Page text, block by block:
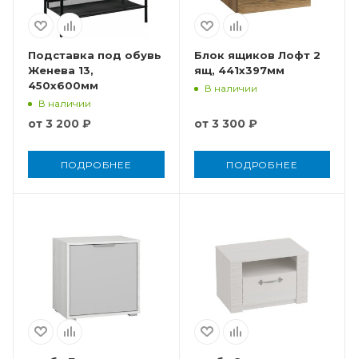
Подставка под обувь
Женева 13,
450x600мм
В наличии
от 3 200 ₽
ПОДРОБНЕЕ
Блок ящиков Лофт 2
ящ, 441x397мм
В наличии
от 3 300 ₽
ПОДРОБНЕЕ